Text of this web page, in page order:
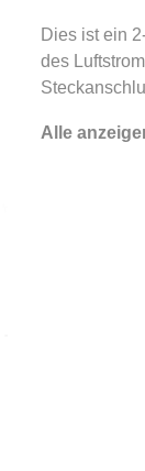
Dies ist ein
des
Alle